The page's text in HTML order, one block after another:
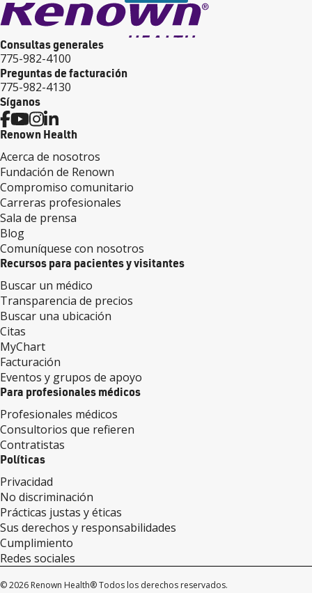
Consultas generales
775-982-4100
Preguntas de facturación
775-982-4130
Síganos
Renown Health
Acerca de nosotros
Fundación de Renown
Compromiso comunitario
Carreras profesionales
Sala de prensa
Blog
Comuníquese con nosotros
Recursos para pacientes y visitantes
Buscar un médico
Transparencia de precios
Buscar una ubicación
Citas
MyChart
Facturación
Eventos y grupos de apoyo
Para profesionales médicos
Profesionales médicos
Consultorios que refieren
Contratistas
Políticas
Privacidad
No discriminación
Prácticas justas y éticas
Sus derechos y responsabilidades
Cumplimiento
Redes sociales
© 2026 Renown Health® Todos los derechos reservados.